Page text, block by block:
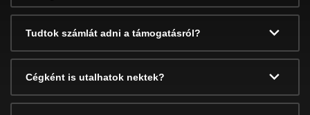
Tudtok számlát adni a támogatásról?
Cégként is utalhatok nektek?